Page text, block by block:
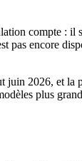
compte : il
pas encore
juin 2026, et
plus